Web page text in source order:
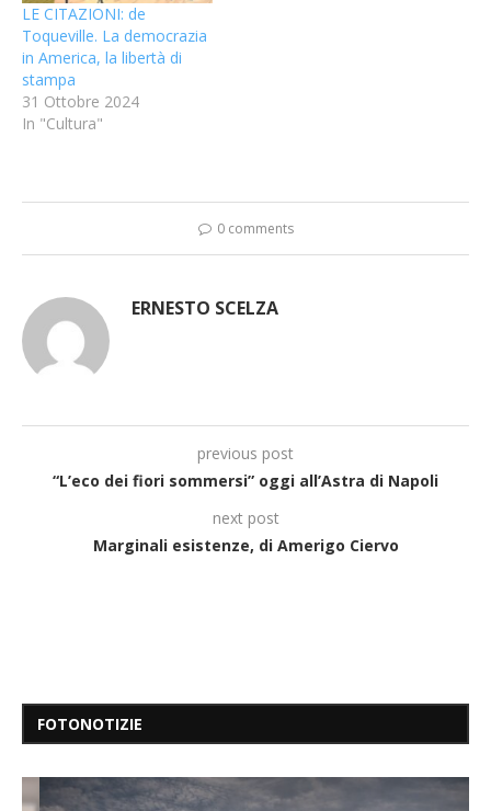
LE CITAZIONI: de
Toqueville. La democrazia
in America, la libertà di
stampa
31 Ottobre 2024
In "Cultura"
0 comments
ERNESTO SCELZA
previous post
“L’eco dei fiori sommersi” oggi all’Astra di Napoli
next post
Marginali esistenze, di Amerigo Ciervo
FOTONOTIZIE